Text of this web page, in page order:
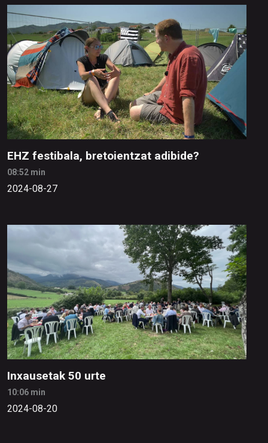
EHZ festibala, bretoientzat adibide?
08:52 min
2024-08-27
Inxausetak 50 urte
10:06 min
2024-08-20